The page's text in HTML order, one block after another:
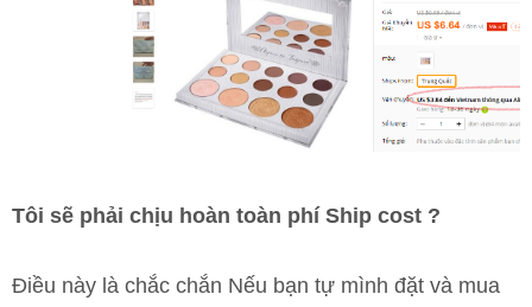
Tôi sẽ phải chịu hoàn toàn phí Ship cost ?
Điều này là chắc chắn Nếu bạn tự mình đặt và mua